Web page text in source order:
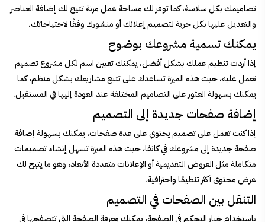
تصاميمك بكل سلاسة، كما توفر لك مساحة عمل مرنة تتيح لك إضافة العناصر
والتعديل عليها بكل حرية لتصميم إعلانك أو منشورك وفقًا لاحتياجاتك.
يمكنك تسمية مشروعك بوضوح
إذا أردت تنظيم عملك بشكل أفضل، يمكنك تعيين اسم لكل مشروع تصميم
تعمل عليه، حيث هذه الميزة تساعدك على تتبع مشاريعك بشكل منظم، كما
يمكنك بسهولة العثور على التصاميم المختلفة عند العودة إليها في المستقبل.
إضافة صفحات جديدة إلى التصميم
إذا كنت تعمل على تصميم يحتوي على عدة صفحات، يمكنك بسهولة إضافة
صفحة جديدة إلى مشروعك في كانفا، حيث هذه الميزة تسهل إنشاء تصميمات
متكاملة مثل العروض التقديمية أو الإعلانات متعددة الأبعاد، وهو ما يتيح لك
عرض محتوى أكثر تنظيمًا واحترافية.
التنقل بين الصفحات في التصميم
باستخدام خيار التحكم في الصفحة، يمكنك معرفة الصفحة التي تتصفحها في